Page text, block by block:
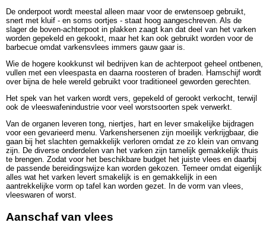
De onderpoot wordt meestal alleen maar voor de erwtensoep gebruikt,
snert met kluif - en soms oortjes - staat hoog aangeschreven. Als de
slager de boven-achterpoot in plakken zaagt kan dat deel van het varken
worden gepekeld en gekookt, maar het kan ook gebruikt worden voor de
barbecue omdat varkensvlees immers gauw gaar is.
Wie de hogere kookkunst wil bedrijven kan de achterpoot geheel ontbenen,
vullen met een vleespasta en daarna roosteren of braden. Hamschijf wordt
over bijna de hele wereld gebruikt voor traditioneel geworden gerechten.
Het spek van het varken wordt vers, gepekeld of gerookt verkocht, terwijl
ook de vleeswafenindustrie voor veel worstsoorten spek verwerkt.
Van de organen leveren tong, niertjes, hart en lever smakelijke bijdragen
voor een gevarieerd menu. Varkenshersenen zijn moeilijk verkrijgbaar, die
gaan bij het slachten gemakkelijk verloren omdat ze zo klein van omvang
zijn. De diverse onderdelen van het varken zijn tamelijk gemakkelijk thuis
te brengen. Zodat voor het beschikbare budget het juiste vlees en daarbij
de passende bereidingswijze kan worden gekozen. Temeer omdat eigenlijk
alles wat het varken levert smakelijk is en gemakkelijk in een
aantrekkelijke vorm op tafel kan worden gezet. In de vorm van vlees,
vleeswaren of worst.
Aanschaf van vlees